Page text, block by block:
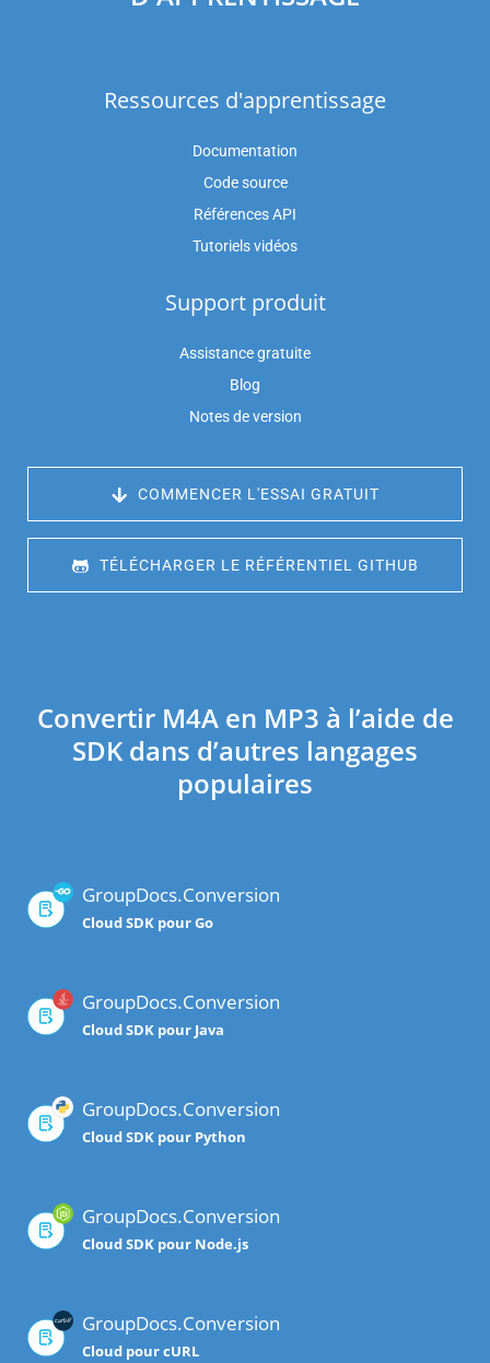
Ressources d'apprentissage
Documentation
Code source
Références API
Tutoriels vidéos
Support produit
Assistance gratuite
Blog
Notes de version
COMMENCER L'ESSAI GRATUIT
TÉLÉCHARGER LE RÉFÉRENTIEL GITHUB
Convertir M4A en MP3 à l’aide de
SDK dans d’autres langages
populaires
GroupDocs.Conversion
Cloud SDK pour Go
GroupDocs.Conversion
Cloud SDK pour Java
GroupDocs.Conversion
Cloud SDK pour Python
GroupDocs.Conversion
Cloud SDK pour Node.js
GroupDocs.Conversion
Cloud pour cURL